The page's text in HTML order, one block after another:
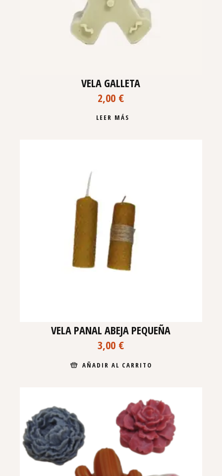
VELA GALLETA
2,00 €
LEER MÁS
VELA PANAL ABEJA PEQUEÑA
3,00 €
AÑADIR AL CARRITO